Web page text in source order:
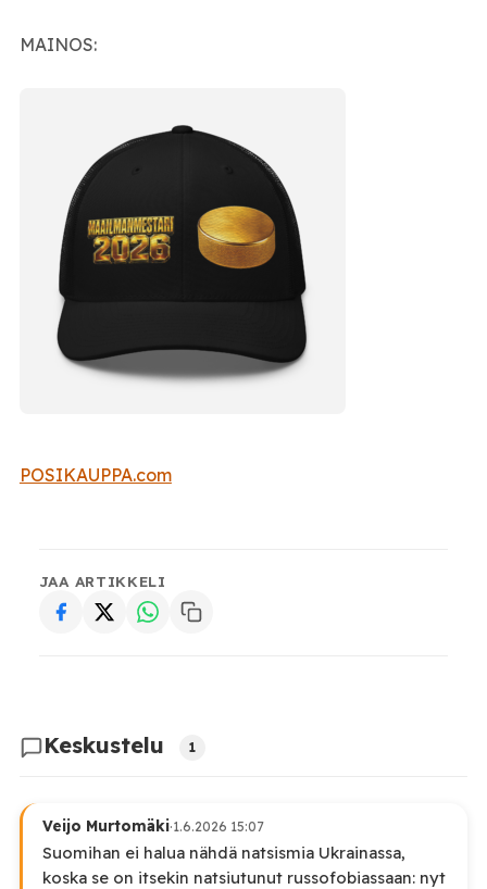
MAINOS:
POSIKAUPPA.com
JAA ARTIKKELI
Keskustelu 1
Veijo Murtomäki·1.6.2026 15:07
Suomihan ei halua nähdä natsismia Ukrainassa,
koska se on itsekin natsiutunut russofobiassaan: nyt